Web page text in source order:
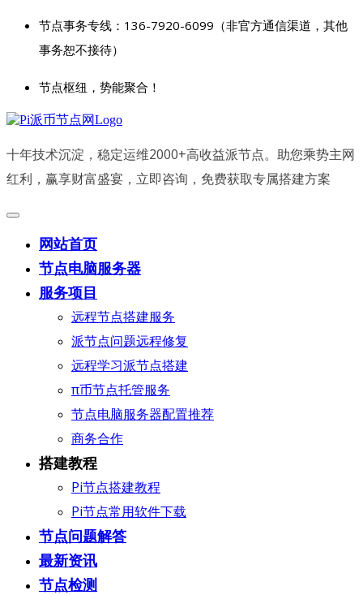
节点事务专线：136-7920-6099（非官方通信渠道，其他
事务恕不接待）
节点枢纽，势能聚合！
十年技术沉淀，稳定运维2000+高收益派节点。助您乘势主网
红利，赢享财富盛宴，立即咨询，免费获取专属搭建方案
网站首页
节点电脑服务器
服务项目
远程节点搭建服务
派节点问题远程修复
远程学习派节点搭建
π币节点托管服务
节点电脑服务器配置推荐
商务合作
搭建教程
Pi节点搭建教程
Pi节点常用软件下载
节点问题解答
最新资讯
节点检测